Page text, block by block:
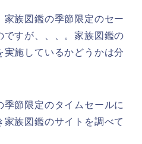
家族図鑑の季節限定のセー
ですが、、、。家族図鑑の
施しているかどうかは分
節限定のタイムセールに
族図鑑のサイトを調べて